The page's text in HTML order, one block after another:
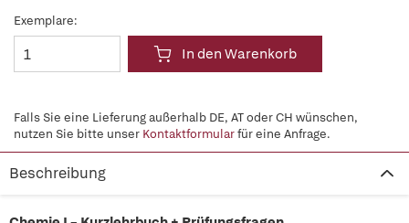
Exemplare:
In den Warenkorb
Falls Sie eine Lieferung außerhalb DE, AT oder CH wünschen,
nutzen Sie bitte unser Kontaktformularfür eine Anfrage.
Beschreibung